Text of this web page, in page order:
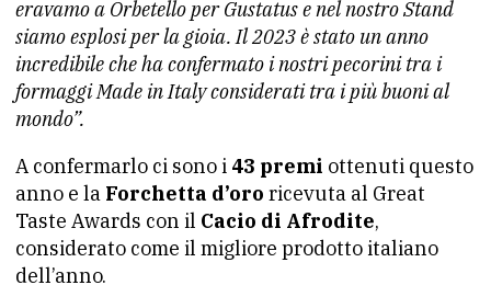
eravamo a Orbetello per Gustatus e nel nostro Stand
siamo esplosi per la gioia. Il 2023 è stato un anno
incredibile che ha confermato i nostri pecorini tra i
formaggi Made in Italy considerati tra i più buoni al
mondo”.
A confermarlo ci sono i 43 premi ottenuti questo
anno e la Forchetta d’oro ricevuta al Great
Taste Awards con il Cacio di Afrodite,
considerato come il migliore prodotto italiano
dell’anno.